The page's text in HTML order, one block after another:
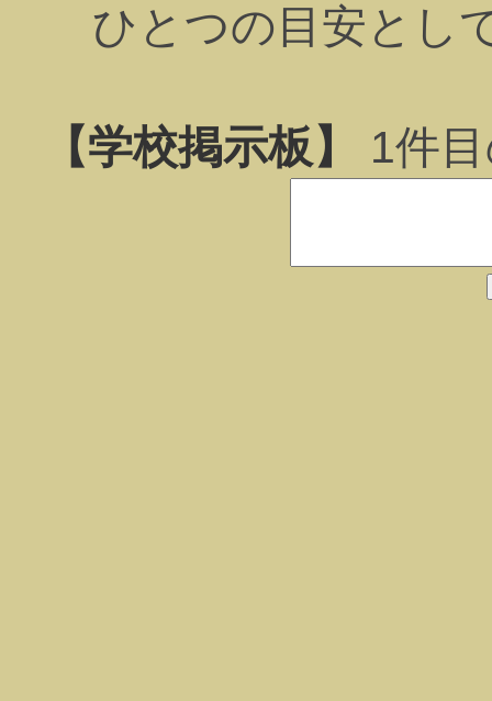
ひとつの目安とし
【学校掲示板】 1件